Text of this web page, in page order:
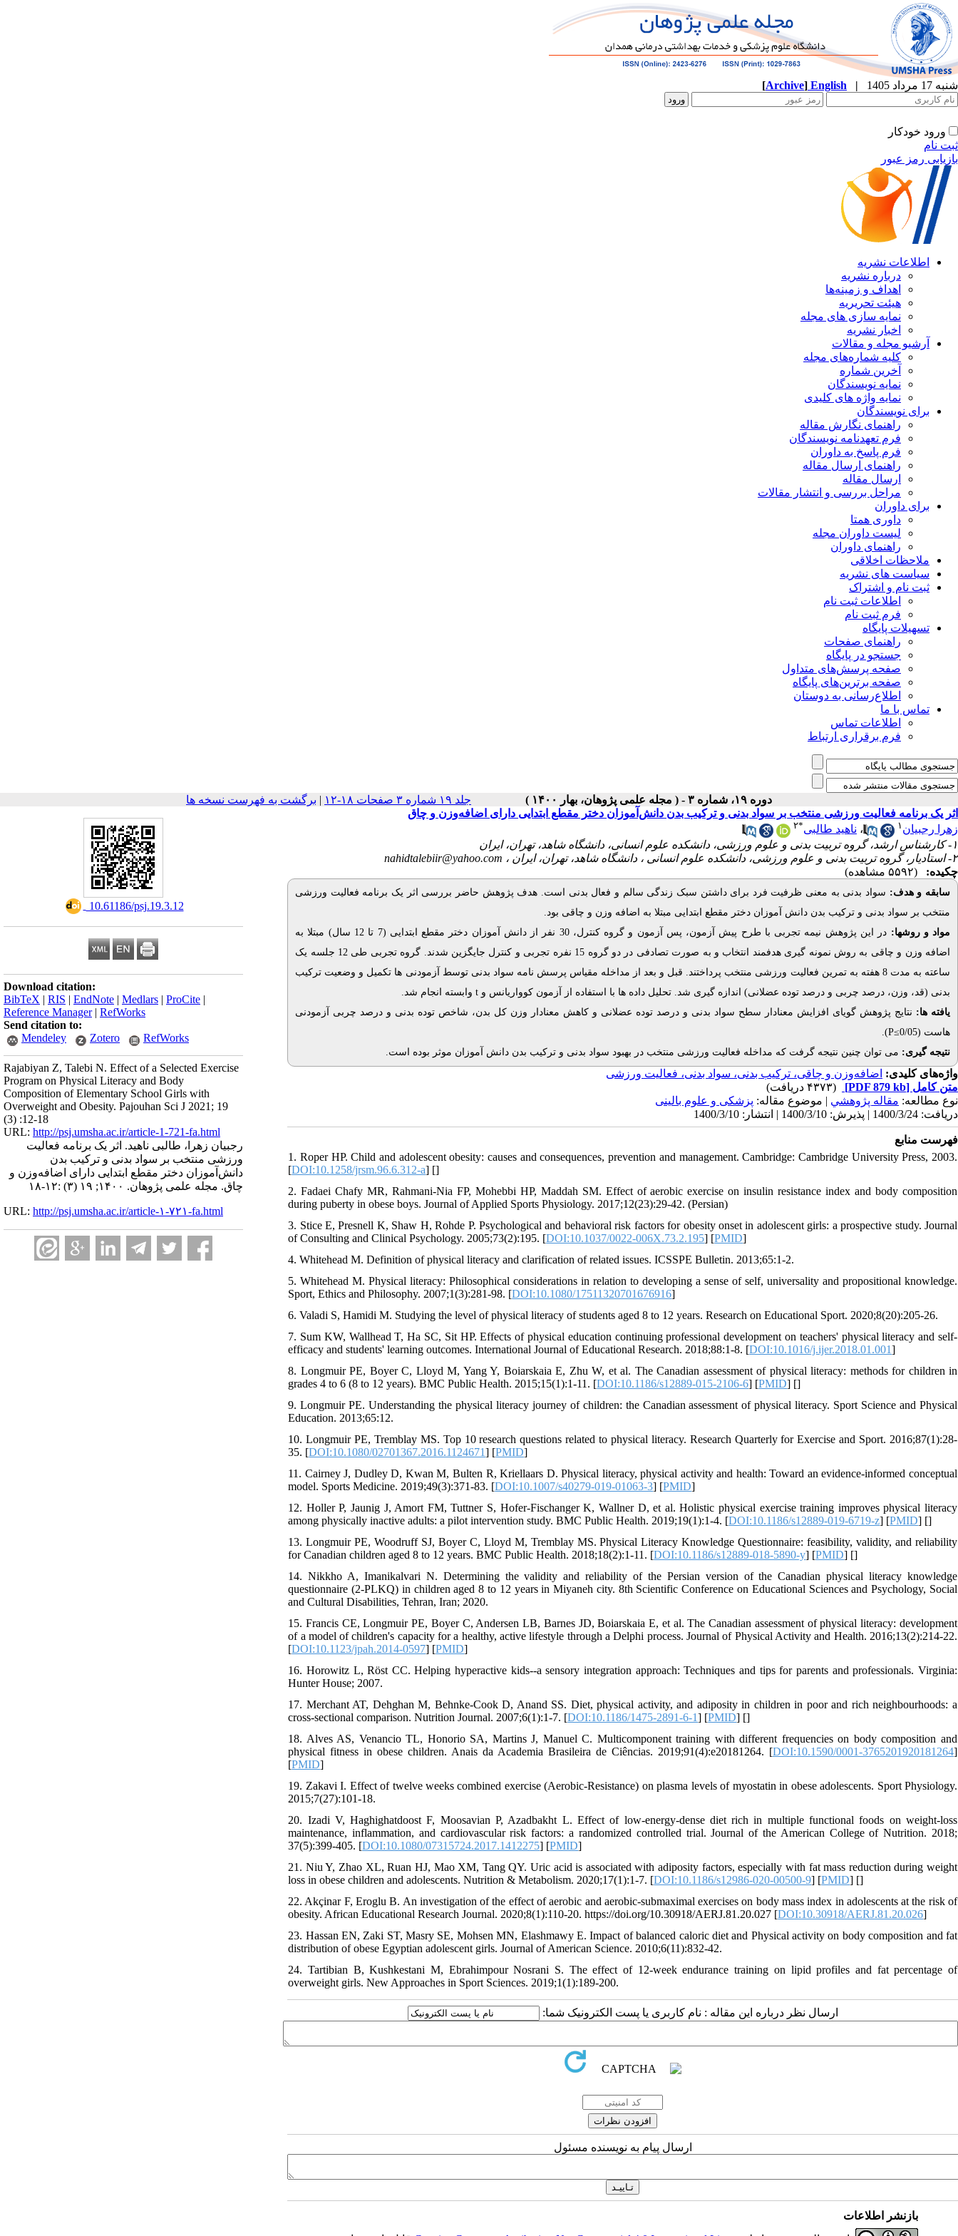
شنبه 17 مرداد 1405 |
English
[Archive]
ورود خودکار
ثبت نام
بازیابی رمز عبور
اطلاعات نشریه
درباره نشریه
اهداف و زمینه‌ها
هیئت تحریریه
نمایه سازی های مجله
اخبار نشریه
آرشیو مجله و مقالات
کلیه شماره‌های مجله
آخرین شماره
نمایه نویسندگان
نمایه واژه های کلیدی
برای نویسندگان
راهنمای نگارش مقاله
فرم تعهدنامه نویسندگان
فرم پاسخ به داوران
راهنمای ارسال مقاله
ارسال مقاله
مراحل بررسی و انتشار مقالات
برای داوران
داوری همتا
لیست داوران مجله
راهنمای داوران
ملاحظات اخلاقی
سیاست های نشریه
ثبت نام و اشتراک
اطلاعات ثبت نام
فرم ثبت نام
تسهیلات پایگاه
راهنمای صفحات
جستجو در پایگاه
صفحه پرسش‌های متداول
صفحه برترین‌های پایگاه
اطلاع‌رسانی به دوستان
تماس با ما
اطلاعات تماس
فرم برقراری ارتباط
دوره ۱۹، شماره ۳ - ( مجله علمی پژوهان، بهار ۱۴۰۰ ) جلد ۱۹ شماره ۳ صفحات ۱۸-۱۲ | برگشت به فهرست نسخه ها
‎ 10.61186/psj.19.3.12
Download citation:
BibTeX | RIS | EndNote | Medlars | ProCite |
Reference Manager| RefWorks
Send citation to:
Mendeley
Zotero RefWorks
Rajabiyan Z, Talebi N. Effect of a Selected Exercise
Program on Physical Literacy and Body
Composition of Elementary School Girls with
Overweight and Obesity. Pajouhan Sci J 2021; 19
(3) :12-18
URL: http://psj.umsha.ac.ir/article-1-721-fa.html
رجبیان زهرا، طالبی ناهید. اثر یک برنامه فعالیت
ورزشی منتخب بر سواد بدنی و ترکیب بدن
دانش‌آموزان دختر مقطع ابتدایی دارای اضافه‌وزن و
چاق. مجله علمی پژوهان. ۱۴۰۰; ۱۹ (۳) :۱۲-۱۸
URL: http://psj.umsha.ac.ir/article-۱-۷۲۱-fa.html
اثر یک برنامه فعالیت ورزشی منتخب بر سواد بدنی و ترکیب بدن دانش‌آموزان دختر مقطع ابتدایی دارای اضافه‌وزن و چاق
زهرا رجبیان ۱ ، ناهید طالبی*۲
۱- کارشناس ارشد، گروه تربیت بدنی و علوم ورزشی، دانشکده علوم انسانی، دانشگاه شاهد، تهران، ایران
۲- استادیار، گروه تربیت بدنی و علوم ورزشی، دانشکده علوم انسانی ، دانشگاه شاهد، تهران، ایران ،
nahidtalebiir@yahoo.com
چکیده:
(۵۵۹۲ مشاهده)
سابقه و هدف: سواد بدنی به معنی ظرفیت فرد برای داشتن سبک زندگی سالم و فعال بدنی است. هدف پژوهش حاضر بررسی اثر یک برنامه فعالیت ورزشی
منتخب بر سواد بدنی و ترکیب بدن دانش آموزان دختر مقطع ابتدایی مبتلا به اضافه وزن و چاقی بود
مواد و روشها:
در این پژوهش نیمه تجربی با طرح پیش آزمون، پس آزمون و گروه کنترل، 30 نفر از دانش آموزان دختر مقطع ابتدایی (7 تا 12 سال) مبتلا به
اضافه وزن و چاقی به روش نمونه گیری هدفمند انتخاب و به صورت تصادفی در دو گروه 15 نفره تجربی و کنترل جایگزین شدند. گروه تجربی طی 12 جلسه یک
ساعته به مدت 8 هفته به تمرین فعالیت ورزشی منتخب پرداختند. قبل و بعد از مداخله مقیاس پرسش نامه سواد بدنی توسط آزمودنی ها تکمیل و وضعیت ترکیب
بدنی (قد، وزن، درصد چربی و درصد توده عضلانی) اندازه گیری شد. تحلیل داده ها با استفاده از آزمون کوواریانس و t وابسته انجام شد.
یافته ها: نتایج پژوهش گویای افزایش معنادار سطح سواد بدنی و درصد توده عضلانی و کاهش معنادار وزن کل بدن، شاخص توده بدنی و درصد چربی آزمودنی
هاست (0/05
≥
P
)
نتیجه گیری: می توان چنین نتیجه گرفت که مداخله فعالیت ورزشی منتخب در بهبود سواد بدنی و ترکیب بدن دانش آموزان موثر بوده است.
واژه‌های کلیدی: اضافه‌وزن و چاقی، ترکیب بدنی، سواد بدنی، فعالیت ورزشی
متن کامل [PDF 879 kb]
(۴۳۷۳ دریافت)
نوع مطالعه: مقاله پژوهشي | موضوع مقاله: پزشکی و علوم بالینی
دریافت: 1400/3/24 | پذیرش: 1400/3/10 | انتشار: 1400/3/10
فهرست منابع
1. Roper HP. Child and adolescent obesity: causes and consequences, prevention and management. Cambridge: Cambridge University Press, 2003.
[DOI:10.1258/jrsm.96.6.312-a] []
2. Fadaei Chafy MR, Rahmani-Nia FP, Mohebbi HP, Maddah SM. Effect of aerobic exercise on insulin resistance index and body composition
during puberty in obese boys. Journal of Applied Sports Physiology. 2017;12(23):29-42. (Persian)
3. Stice E, Presnell K, Shaw H, Rohde P. Psychological and behavioral risk factors for obesity onset in adolescent girls: a prospective study. Journal
of Consulting and Clinical Psychology. 2005;73(2):195. [DOI:10.1037/0022-006X.73.2.195] [PMID]
4. Whitehead M. Definition of physical literacy and clarification of related issues. ICSSPE Bulletin. 2013;65:1-2.
5. Whitehead M. Physical literacy: Philosophical considerations in relation to developing a sense of self, universality and propositional knowledge.
Sport, Ethics and Philosophy. 2007;1(3):281-98. [DOI:10.1080/17511320701676916]
6. Valadi S, Hamidi M. Studying the level of physical literacy of students aged 8 to 12 years. Research on Educational Sport. 2020;8(20):205-26.
7. Sum KW, Wallhead T, Ha SC, Sit HP. Effects of physical education continuing professional development on teachers' physical literacy and self-
efficacy and students' learning outcomes. International Journal of Educational Research. 2018;88:1-8. [DOI:10.1016/j.ijer.2018.01.001]
8. Longmuir PE, Boyer C, Lloyd M, Yang Y, Boiarskaia E, Zhu W, et al. The Canadian assessment of physical literacy: methods for children in
grades 4 to 6 (8 to 12 years). BMC Public Health. 2015;15(1):1-11. [DOI:10.1186/s12889-015-2106-6] [PMID] []
9. Longmuir PE. Understanding the physical literacy journey of children: the Canadian assessment of physical literacy. Sport Science and Physical
Education. 2013;65:12.
10. Longmuir PE, Tremblay MS. Top 10 research questions related to physical literacy. Research Quarterly for Exercise and Sport. 2016;87(1):28-
35. [DOI:10.1080/02701367.2016.1124671] [PMID]
11. Cairney J, Dudley D, Kwan M, Bulten R, Kriellaars D. Physical literacy, physical activity and health: Toward an evidence-informed conceptual
model. Sports Medicine. 2019;49(3):371-83. [DOI:10.1007/s40279-019-01063-3] [PMID]
12. Holler P, Jaunig J, Amort FM, Tuttner S, Hofer-Fischanger K, Wallner D, et al. Holistic physical exercise training improves physical literacy
among physically inactive adults: a pilot intervention study. BMC Public Health. 2019;19(1):1-4. [DOI:10.1186/s12889-019-6719-z] [PMID] []
13. Longmuir PE, Woodruff SJ, Boyer C, Lloyd M, Tremblay MS. Physical Literacy Knowledge Questionnaire: feasibility, validity, and reliability
for Canadian children aged 8 to 12 years. BMC Public Health. 2018;18(2):1-11. [DOI:10.1186/s12889-018-5890-y] [PMID] []
14. Nikkho A, Imanikalvari N. Determining the validity and reliability of the Persian version of the Canadian physical literacy knowledge
questionnaire (2-PLKQ) in children aged 8 to 12 years in Miyaneh city. 8th Scientific Conference on Educational Sciences and Psychology, Social
and Cultural Disabilities, Tehran, Iran; 2020.
15. Francis CE, Longmuir PE, Boyer C, Andersen LB, Barnes JD, Boiarskaia E, et al. The Canadian assessment of physical literacy: development
of a model of children's capacity for a healthy, active lifestyle through a Delphi process. Journal of Physical Activity and Health. 2016;13(2):214-22.
[DOI:10.1123/jpah.2014-0597] [PMID]
16. Horowitz L, Röst CC. Helping hyperactive kids--a sensory integration approach: Techniques and tips for parents and professionals. Virginia:
Hunter House; 2007.
17. Merchant AT, Dehghan M, Behnke-Cook D, Anand SS. Diet, physical activity, and adiposity in children in poor and rich neighbourhoods: a
cross-sectional comparison. Nutrition Journal. 2007;6(1):1-7. [DOI:10.1186/1475-2891-6-1] [PMID] []
18. Alves AS, Venancio TL, Honorio SA, Martins J, Manuel C. Multicomponent training with different frequencies on body composition and
physical fitness in obese children. Anais da Academia Brasileira de Ciências. 2019;91(4):e20181264. [DOI:10.1590/0001-3765201920181264]
[PMID]
19. Zakavi I. Effect of twelve weeks combined exercise (Aerobic-Resistance) on plasma levels of myostatin in obese adolescents. Sport Physiology.
2015;7(27):101-18.
20. Izadi V, Haghighatdoost F, Moosavian P, Azadbakht L. Effect of low-energy-dense diet rich in multiple functional foods on weight-loss
maintenance, inflammation, and cardiovascular risk factors: a randomized controlled trial. Journal of the American College of Nutrition. 2018;
37(5):399-405. [DOI:10.1080/07315724.2017.1412275] [PMID]
21. Niu Y, Zhao XL, Ruan HJ, Mao XM, Tang QY. Uric acid is associated with adiposity factors, especially with fat mass reduction during weight
loss in obese children and adolescents. Nutrition & Metabolism. 2020;17(1):1-7. [DOI:10.1186/s12986-020-00500-9] [PMID] []
22. Akçinar F, Eroglu B. An investigation of the effect of aerobic and aerobic-submaximal exercises on body mass index in adolescents at the risk of
obesity. African Educational Research Journal. 2020;8(1):110-20. https://doi.org/10.30918/AERJ.81.20.027 [DOI:10.30918/AERJ.81.20.026]
23. Hassan EN, Zaki ST, Masry SE, Mohsen MN, Elashmawy E. Impact of balanced caloric diet and Physical activity on body composition and fat
distribution of obese Egyptian adolescent girls. Journal of American Science. 2010;6(11):832-42.
24. Tartibian B, Kushkestani M, Ebrahimpour Nosrani S. The effect of 12-week endurance training on lipid profiles and fat percentage of
overweight girls. New Approaches in Sport Sciences. 2019;1(1):189-200.
ارسال نظر درباره این مقاله : نام کاربری یا پست الکترونیک شما:
ارسال پیام به نویسنده مسئول
بازنشر اطلاعات